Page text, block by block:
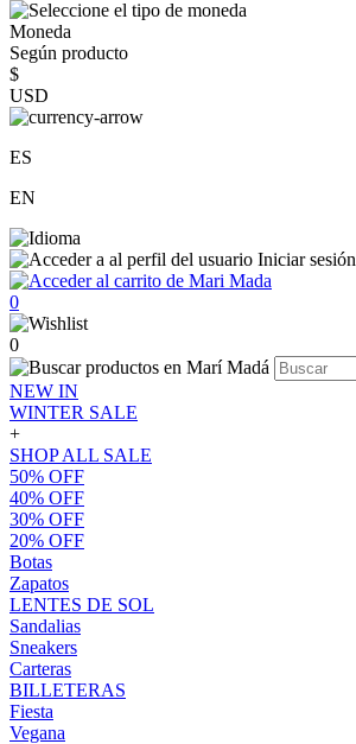
Moneda
Según producto
$
USD
ES
EN
Iniciar sesión
0
0
NEW IN
WINTER SALE
+
SHOP ALL SALE
50% OFF
40% OFF
30% OFF
20% OFF
Botas
Zapatos
LENTES DE SOL
Sandalias
Sneakers
Carteras
BILLETERAS
Fiesta
Vegana